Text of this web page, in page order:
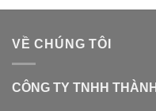
VỀ CHÚNG TÔI
CÔNG TY TNHH